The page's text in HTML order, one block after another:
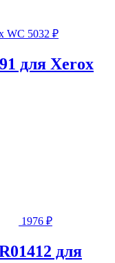
5032 ₽
для Xerox
1976 ₽
для